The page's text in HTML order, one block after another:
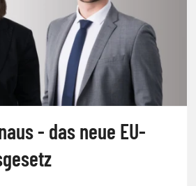
- das neue EU-